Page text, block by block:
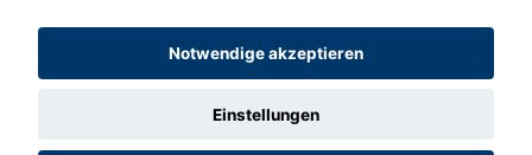
Notwendige akzeptieren
Einstellungen